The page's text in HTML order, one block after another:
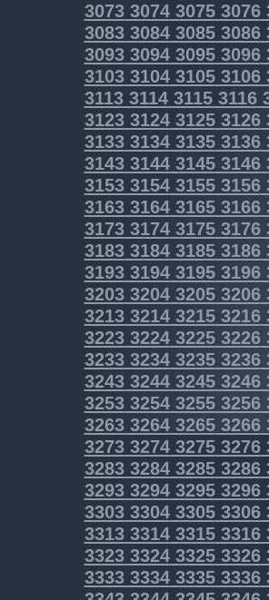
3073307430753076
3083308430853086
3093309430953096
3103310431053106
3113311431153116
3123312431253126
3133313431353136
3143314431453146
3153315431553156
3163316431653166
3173317431753176
3183318431853186
3193319431953196
3203320432053206
3213321432153216
3223322432253226
3233323432353236
3243324432453246
3253325432553256
3263326432653266
3273327432753276
3283328432853286
3293329432953296
3303330433053306
3313331433153316
3323332433253326
3333333433353336